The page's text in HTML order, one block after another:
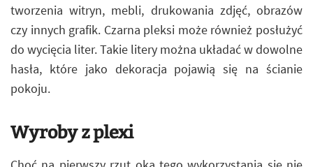
tworzenia witryn, mebli, drukowania zdjęć, obrazów
czy innych grafik. Czarna pleksi może również posłużyć
do wycięcia liter. Takie litery można układać w dowolne
hasła, które jako dekoracja pojawią się na ścianie
pokoju.
Wyroby z plexi